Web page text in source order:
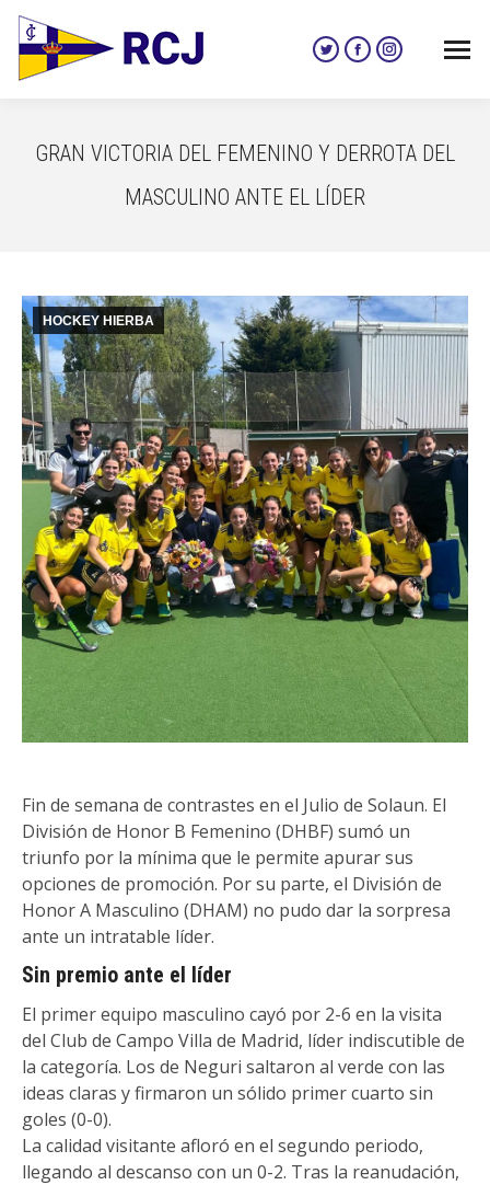
Twitter
in
new
window
Facebook
in
new
window
Instagram
in
new
GRAN VICTORIA DEL FEMENINO Y DERROTA DEL
MASCULINO ANTE EL LÍDER
HOCKEY HIERBA
Fin de semana de contrastes en el Julio de Solaun. El
División de Honor B Femenino (DHBF) sumó un
triunfo por la mínima que le permite apurar sus
opciones de promoción. Por su parte, el División de
Honor A Masculino (DHAM) no pudo dar la sorpresa
ante un intratable líder.
Sin premio ante el líder
El primer equipo masculino cayó por 2-6 en la visita
del Club de Campo Villa de Madrid, líder indiscutible de
la categoría. Los de Neguri saltaron al verde con las
ideas claras y firmaron un sólido primer cuarto sin
goles (0-0).
La calidad visitante afloró en el segundo periodo,
llegando al descanso con un 0-2. Tras la reanudación,